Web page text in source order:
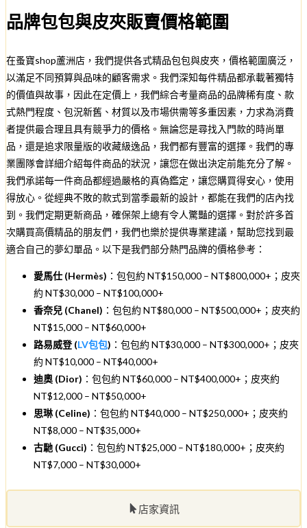
店家資訊
品牌包包與皮夾販賣價格範圍
在蚤寶shop蘆洲店，我們提供各式精品包包與皮夾，價格範圍廣泛，
以滿足不同預算與品味的顧客需求。我們深知每件精品都承載著獨特
的價值與故事，因此在定價上，我們綜合考量商品的品牌稀有度、款
式熱門程度、包況新舊、材質以及市場供需等多重因素，力求為消費
者提供最合理且具有競爭力的價格。無論您是尋找入門款的時尚單
品，還是追求限量版的收藏級逸品，我們都有豐富的選擇。我們的專
業團隊會詳細介紹每件商品的狀況，讓您在做出決定前能充分了解。
我們承諾每一件商品都經過嚴格的真偽鑑定，讓您購買得安心，使用
得放心。從經典不敗的款式到當季最新的設計，都能在我們的店內找
到。我們定期更新商品，確保架上總有令人驚豔的選擇。對於許多首
次購買高價精品的朋友們，我們也樂於提供專業建議，幫助您找到最
適合自己的夢幻單品。以下是我們部分熱門品牌的價格參考：
愛馬仕 (Hermès) ：包包約 NT$150,000 – NT$800,000+；皮夾
約 NT$30,000 – NT$100,000+
香奈兒 (Chanel) ：包包約 NT$80,000 – NT$500,000+；皮夾約
NT$15,000 – NT$60,000+
路易威登 (LV包包) ：包包約 NT$30,000 – NT$300,000+；皮夾
約 NT$10,000 – NT$40,000+
迪奧 (Dior) ：包包約 NT$60,000 – NT$400,000+；皮夾約
NT$12,000 – NT$50,000+
思琳 (Celine) ：包包約 NT$40,000 – NT$250,000+；皮夾約
NT$8,000 – NT$35,000+
古馳 (Gucci) ：包包約 NT$25,000 – NT$180,000+；皮夾約
NT$7,000 – NT$30,000+